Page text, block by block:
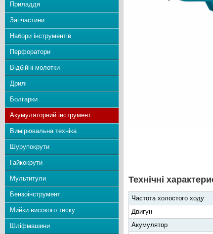
Приладдя
Запчастини
Набори інструментів
Перфоратори
Відбійні молотки
Дрилі
Болгарки
Акумуляторний інструмент
Вимірювальна техніка
Шурупокрути
Гайкокрути
Мультитули
Бензоінструмент
Мийки високого тиску
Шліфмашини
Технічні
Частота холостого ходу
Двигун
Акумулятор